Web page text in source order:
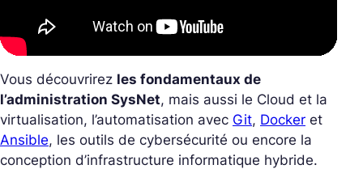
Vous découvrirez les fondamentaux de
l’administration SysNet, mais aussi le Cloud et la
virtualisation, l’automatisation avec Git, Docker et
Ansible, les outils de cybersécurité ou encore la
conception d’infrastructure informatique hybride.